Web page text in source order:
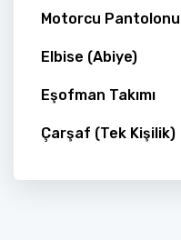
Motorcu Pantolonu
Elbise (Abiye)
Eşofman Takımı
Çarşaf (Tek Kişilik)